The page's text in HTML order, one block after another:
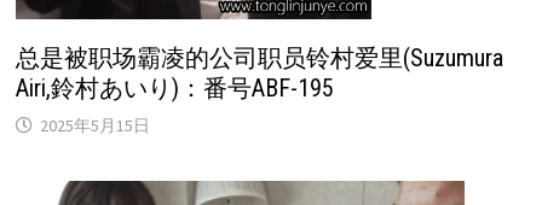
总是被职场霸凌的公司职员铃村爱里(Suzumura
Airi,鈴村あいり)：番号ABF-195
2025年5月15日